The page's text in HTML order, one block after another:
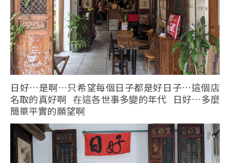
日好…是啊…只希望每個日子都是好日子…這個店
名取的真好啊 在這各世事多變的年代 日好…多麼
簡單平實的願望啊